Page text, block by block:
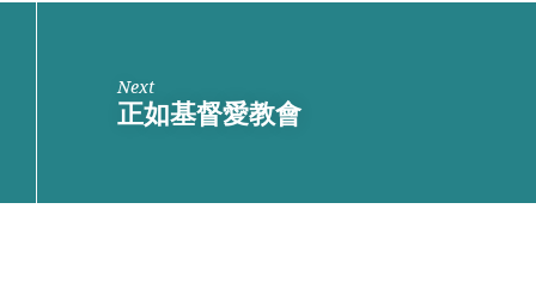
Next
正如基督愛教會